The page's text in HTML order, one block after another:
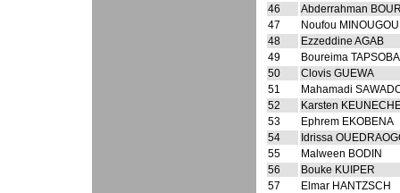
46
Abderrahman
47
Noufou MINOUGOU
48
Ezzeddine AGAB
49
Boureima TAPSOBA
50
Clovis GUEWA
51
Mahamadi
52
Karsten
53
Ephrem EKOBENA
54
Idrissa
55
Malween BODIN
56
Bouke KUIPER
57
Elmar HANTZSCH